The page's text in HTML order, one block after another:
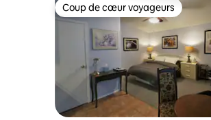
Coup de cœur voyageurs
Coup de cœur voyageurs